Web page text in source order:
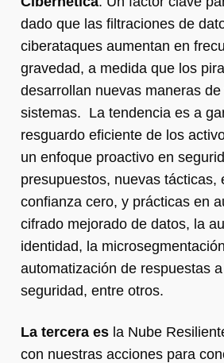
dado que las filtraciones de
ciberataques aumentan en
gravedad, a medida que los
desarrollan nuevas maneras
sistemas. La tendencia es a
resguardo eficiente de los
un enfoque proactivo en
presupuestos, nuevas tácticas,
confianza cero, y prácticas en
cifrado mejorado de datos, la
identidad, la
automatización de respuestas
seguridad, entre otros.
La tercera es la Nube
con nuestras acciones para